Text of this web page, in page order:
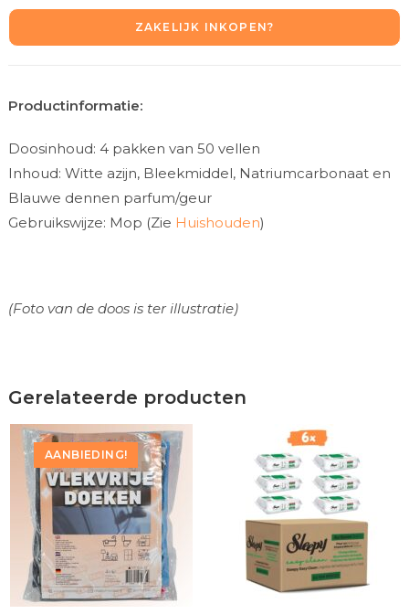
ZAKELIJK INKOPEN?
Productinformatie:
Doosinhoud: 4 pakken van 50 vellen
Inhoud: Witte azijn, Bleekmiddel, Natriumcarbonaat en
Blauwe dennen parfum/geur
Gebruikswijze: Mop (Zie Huishouden)
(Foto van de doos is ter illustratie)
Gerelateerde producten
AANBIEDING!